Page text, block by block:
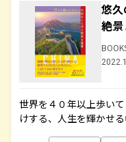
悠
絶景
世界を４０年以上歩い
けする、人生を輝かせ